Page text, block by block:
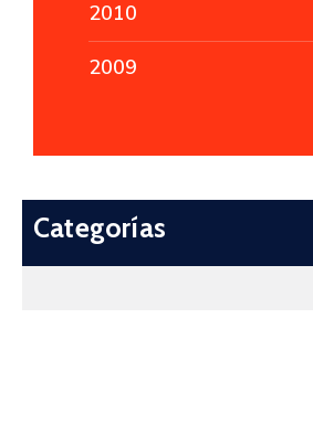
2010
2009
Categorías